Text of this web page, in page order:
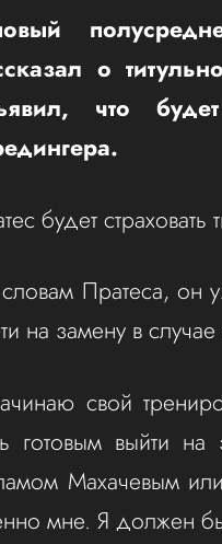
о
что
будет страховать
Пратеса, он
на замену в
свой
готовым выйти
Махачевым
мне. Я должен